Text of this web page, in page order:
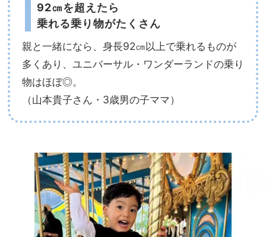
92㎝を超えたら
乗れる乗り物がたくさん
親と一緒になら、身長92㎝以上で乗れるものが
多くあり、ユニバーサル・ワンダーランドの乗り
物はほぼ◎。
（山本貴子さん・3歳男の子ママ）